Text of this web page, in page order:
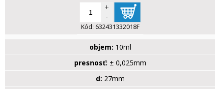
+
-
Kód: 632431332018F
objem: 10ml
presnosť: ± 0,025mm
d: 27mm